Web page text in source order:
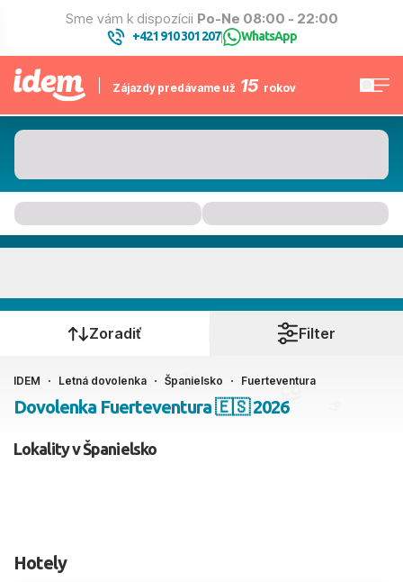
Sme vám k dispozícii Po-Ne 08:00 - 22:00
+421 910 301 207| WhatsApp
Zájazdy predávame už 15 rokov
Kedy cestujete?
Ako cestujete?
2 dospelí, 0 deti
Zoradiť Filter
IDEM Letná dovolenka Španielsko Fuerteventura
Dovolenka Fuerteventura 🇪🇸 2026
Lokality v Španielsko
Hotely